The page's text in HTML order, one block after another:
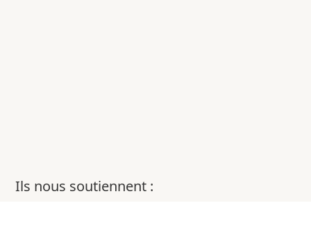
Ils nous soutiennent :